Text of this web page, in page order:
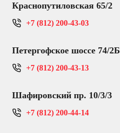
Краснопутиловская 65/2
+7 (812) 200-43-03
Петергофское шоссе 74/2Б
+7 (812) 200-43-13
Шафировский пр. 10/3/3
+7 (812) 200-44-14